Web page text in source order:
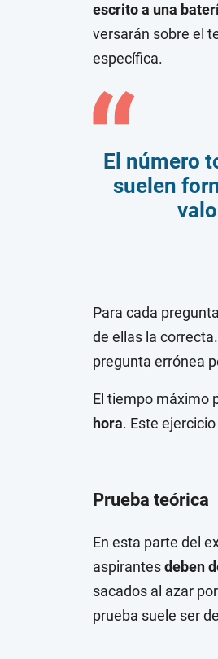
escrito a una
versarán sobre el
específica.
El número
suelen
Para cada
de ellas la
pregunta errónea
El tiempo máximo
hora. Este
Prueba teórica
En esta parte del
aspirantesdeben
sacados al azar
prueba suele ser